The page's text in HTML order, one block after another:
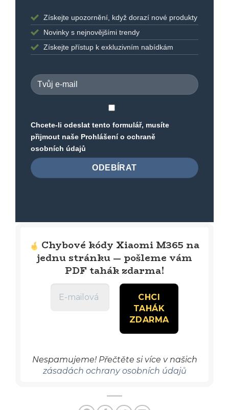
Získejte upozornění, když dorazí nové produkty
Novinky s nejnovějšími trendy
Získejte přístup k exkluzivním nabídkám
Chcete-li odeslat tento formulář, musíte
přijmout naše Prohlášení o ochraně
osobních údajů
Chybové kódy Xiaomi M365 na
jednu stránku — pošleme vám
PDF tahák zdarma!
Nespamujeme! Přečtěte si více v našich
zásadách ochrany osobních údajů